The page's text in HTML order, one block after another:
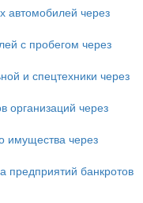
автомобилей через
с пробегом через
и спецтехники через
организаций через
имущества через
предприятий банкротов